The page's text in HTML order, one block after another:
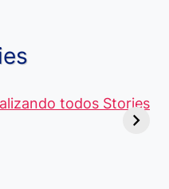
todos Stories
Centavos
Curso de
Pacote